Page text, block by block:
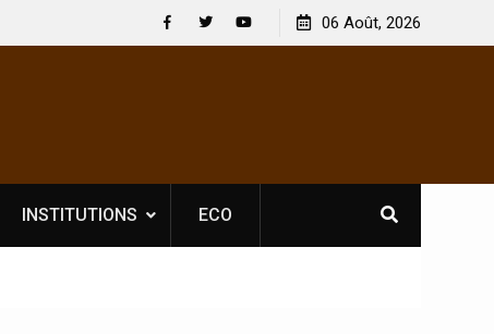
Nouvelle licence obligatoire pour les spectacles : En
Côte d’Ivoire, l’opérateur culturel Soldat Jahboy se
[France-
06 Août, 2026
INSTITUTIONS ECO